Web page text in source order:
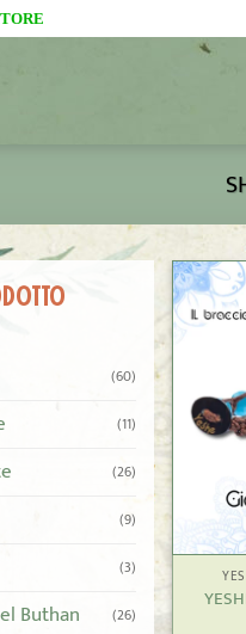
(60)
(11)
(26)
(9)
(3)
Buthan (26)